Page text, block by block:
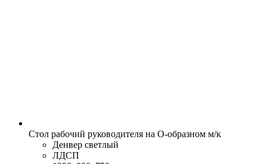
Стол рабочий руководителя на О-образном м/к
Денвер светлый
ЛДСП